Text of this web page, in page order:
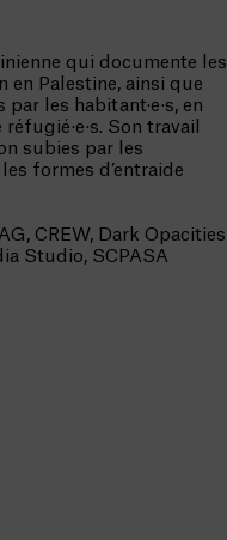
qui documente les
Palestine, ainsi que
les habitant·e·s, en
Son travail
subies par les
formes d’entraide
CREW, Dark Opacities
Studio, SCPASA